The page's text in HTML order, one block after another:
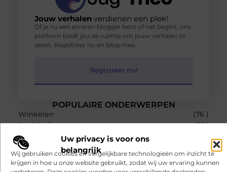
Uw privacy is voor ons
belangrijk
Wij gebruiken cookies en vergelijkbare technologieën om inzicht te
krijgen in hoe u onze website gebruikt, zodat wij uw ervaring kunnen
POPULAIRE ONDERWERPEN
Winkelen
(76 )
Aanbiedingen
(61 )
Recreation / Food
Bedrijven
Dienstverlening
(28 )
RECENTE BERICHTEN
Jouw verhalenverdienen een plek!
Of je nu een ervaren blogger bent of net begint, ons
platform biedt jou de ruimte om jouw verhalen te
delen. Registreer nu en blog mee.
Registreer nu!